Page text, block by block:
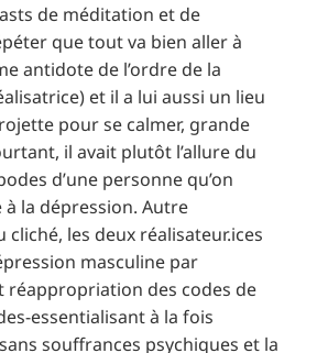
de méditation et de
que tout va bien aller à
antidote de l’ordre de la
et il a lui aussi un lieu
pour se calmer, grande
il avait plutôt l’allure du
d’une personne qu’on
la dépression. Autre
les deux réalisateur.ices
masculine par
réappropriation des codes de
essentialisant à la fois
souffrances psychiques et la